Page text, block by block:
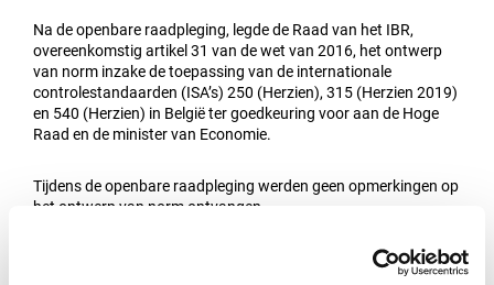
Na de openbare raadpleging, legde de Raad van het IBR,
overeenkomstig artikel 31 van de wet van 2016, het ontwerp
van norm inzake de toepassing van de internationale
controlestandaarden (ISA’s) 250 (Herzien), 315 (Herzien 2019)
en 540 (Herzien) in België ter goedkeuring voor aan de Hoge
Raad en de minister van Economie.
Tijdens de openbare raadpleging werden geen opmerkingen op
het ontwerp van norm ontvangen.
Tijdens de hoorzitting van het IBR op 10 maart 2023, heeft de
Hoge Raad evenwel de Raad van het IBR verzocht verfijningen